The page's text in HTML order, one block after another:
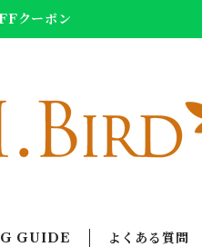
クーポン
GUIDE よくある質問